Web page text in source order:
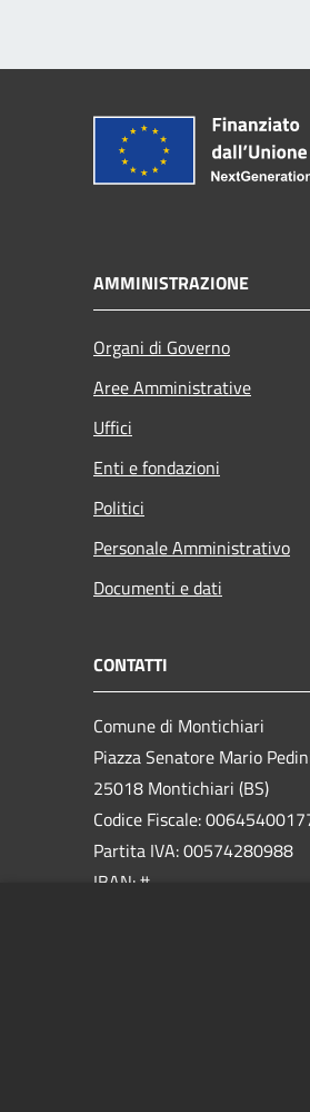
AMMINISTRAZIONE
Organi di Governo
Aree Amministrative
Uffici
Enti e fondazioni
Politici
Personale Amministrativo
Documenti e dati
CONTATTI
Comune di Montichiari
Piazza Senatore Mario
25018 Montichiari (BS)
Codice Fiscale:
Partita IVA: 00574280988
IBAN: #